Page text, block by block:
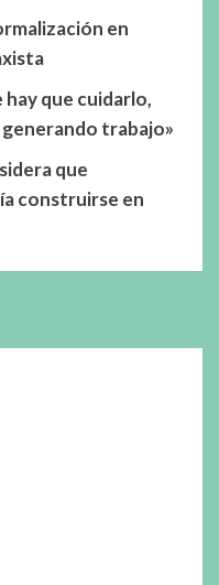
en
hay que cuidarlo,
trabajo»
que
construirse en